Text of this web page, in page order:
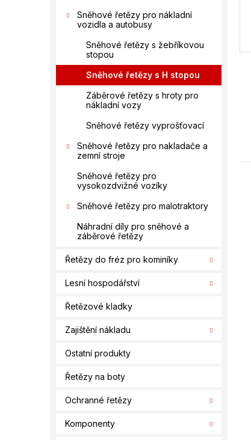
Sněhové řetězy pro nákladní
vozidla a autobusy
Sněhové řetězy s žebříkovou
stopou
Sněhové řetězy s H stopou
Záběrové řetězy s hroty pro
nákladní vozy
Sněhové řetězy vyprošťovací
Sněhové řetězy pro nakladače a
zemní stroje
Sněhové řetězy pro
vysokozdvižné vozíky
Sněhové řetězy pro malotraktory
Náhradní díly pro sněhové a
záběrové řetězy
Řetězy do fréz pro kominíky
Lesní hospodářství
Řetězové kladky
Zajištění nákladu
Ostatní produkty
Řetězy na boty
Ochranné řetězy
Komponenty